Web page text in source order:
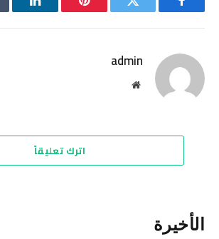
فيسبوك تويتر بينتيريستلينكدإن
admin
موقع
اترك تعليقاً
الأخيرة